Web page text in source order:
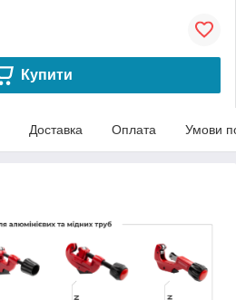
Купити
Доставка Оплата Умови